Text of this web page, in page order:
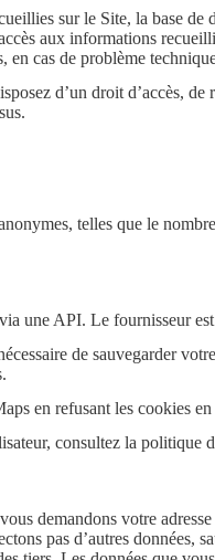
sur le Site, la base de
aux informations
cas de problème
d’un droit d’accès,
telles que le
une API. Le fournisseur
de sauvegarder
en refusant les cookies
consultez la politique
demandons votre
pas d’autres